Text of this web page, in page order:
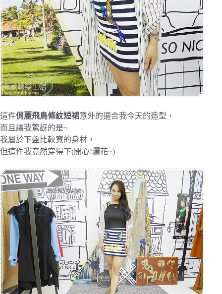
這件俏麗飛鳥條紋短裙意外的適合我今天的造型，
而且讓我驚訝的是~
我屬於下盤比較寬的身材，
但這件我竟然穿得下(開心!灑花~)